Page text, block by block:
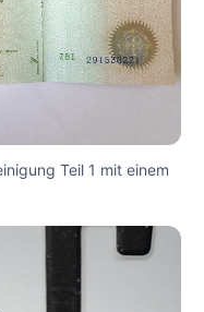
Teil 1 mit einem